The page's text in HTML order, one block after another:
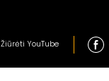
Žiūrėti YouTube